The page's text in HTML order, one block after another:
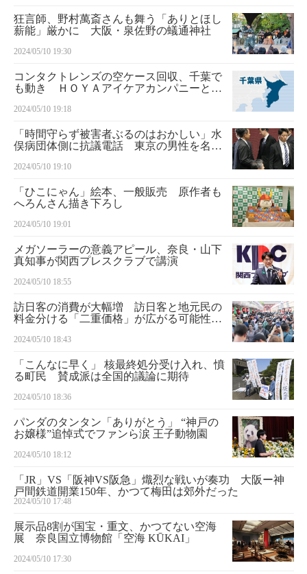
狂言師、野村萬斎さんも舞う「ありとほし
薪能」厳かに 大阪・泉佐野の蟻通神社
2024/05/10 19:30
コンタクトレンズの空ケース回収、千葉で
も動き ＨＯＹＡアイケアカンパニーと協
2024/05/10 19:18
「時間守らず被害者ぶるのはおかしい」水
俣病団体側に抗議電話 東京の男性を名乗
2024/05/10 19:10
「ひこにゃん」絵本、一般販売 原作者も
へろんさん描き下ろし
2024/05/10 19:01
メガソーラーの意義アピール、奈良・山下
真知事が関西プレスクラブで講演
2024/05/10 18:55
訪日客の消費が大幅増 訪日客と地元民の
料金分ける「二重価格」が広がる可能性
2024/05/10 18:43
「こんなに早く」 核最終処分受け入れ、憤
る町民 賛成派は全国的議論に期待
2024/05/10 18:36
パンダのタンタン「ありがとう」 “神戸の
お嬢様”追悼式でファンら涙 王子動物園
2024/05/10 18:12
「JR」VS「阪神VS阪急」熾烈な戦いが奏功 大阪ー神
戸間鉄道開業150年、かつて梅田は郊外だった
2024/05/10 17:48
展示品8割が国宝・重文、かつてない空海
展 奈良国立博物館「空海 KŪKAI」
2024/05/10 17:30